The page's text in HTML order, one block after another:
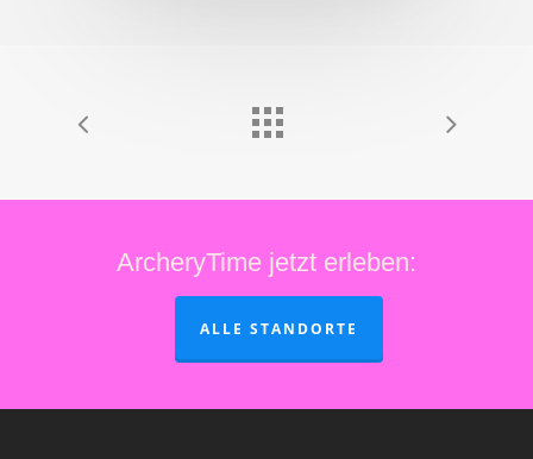
ArcheryTime jetzt erleben:
ALLE STANDORTE